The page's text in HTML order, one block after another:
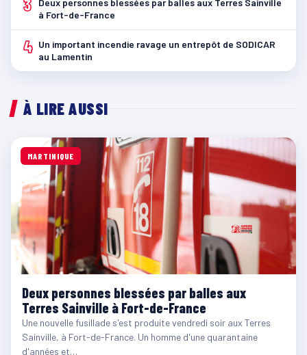
3
Deux personnes blessées par balles aux Terres Sainville
à Fort-de-France
4 Un important incendie ravage un entrepôt de SODICAR
au Lamentin
À LIRE AUSSI
MARTINIQUE
Deux personnes blessées par balles aux
Terres Sainville à Fort-de-France
Une nouvelle fusillade s'est produite vendredi soir aux Terres
Sainville, à Fort-de-France. Un homme d'une quarantaine
d'années et…